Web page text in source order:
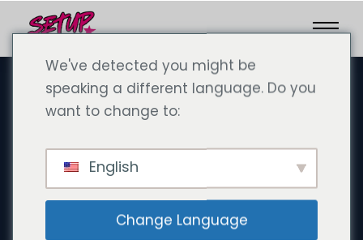
20 september 2024
Setupco is op zoek naar
bedrijfsadviseurs voor
bedrijfsformaties in Dubai -
Word lid van ons team!
We've detected you might be
speaking a different language. Do you
want to change to:
English
Change Language